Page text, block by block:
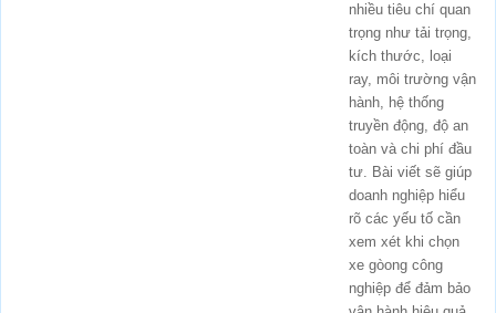
nhiều tiêu chí quan
trọng như tải trọng,
kích thước, loại
ray, môi trường vận
hành, hệ thống
truyền động, độ an
toàn và chi phí đầu
tư. Bài viết sẽ giúp
doanh nghiệp hiểu
rõ các yếu tố cần
xem xét khi chọn
xe gòong công
nghiệp để đảm bảo